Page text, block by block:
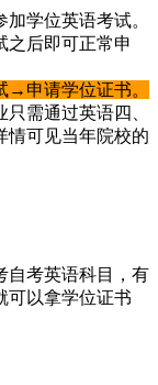
学位英语考试。
之后即可正常申
申请学位证书。
需通过英语四、
情可见当年院校的
自考英语科目，有
可以拿学位证书